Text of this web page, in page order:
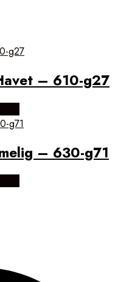
– 610-g27
– 630-g71